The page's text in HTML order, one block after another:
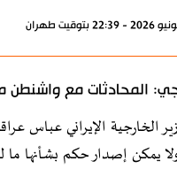
المحادثات مع واشنطن
الخارجية الإيراني عباس
يمكن إصدار حكم بشأنها